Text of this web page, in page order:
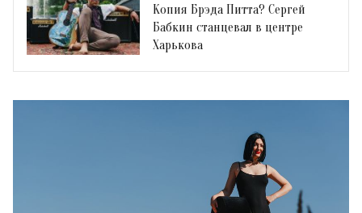
Копия Брэда Питта? Сергей
Бабкин станцевал в центре
Харькова